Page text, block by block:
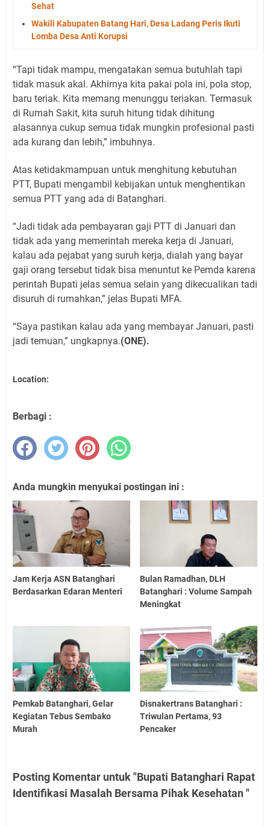
Sehat
Wakili Kabupaten Batang Hari, Desa Ladang Peris Ikuti
Lomba Desa Anti Korupsi
“Tapi tidak mampu, mengatakan semua butuhlah tapi
tidak masuk akal. Akhirnya kita pakai pola ini, pola stop,
baru teriak. Kita memang menunggu teriakan. Termasuk
di Rumah Sakit, kita suruh hitung tidak dihitung
alasannya cukup semua tidak mungkin profesional pasti
ada kurang dan lebih,” imbuhnya.
Atas ketidakmampuan untuk menghitung kebutuhan
PTT, Bupati mengambil kebijakan untuk menghentikan
semua PTT yang ada di Batanghari.
“Jadi tidak ada pembayaran gaji PTT di Januari dan
tidak ada yang memerintah mereka kerja di Januari,
kalau ada pejabat yang suruh kerja, dialah yang bayar
gaji orang tersebut tidak bisa menuntut ke Pemda karena
perintah Bupati jelas semua selain yang dikecualikan tadi
disuruh di rumahkan,” jelas Bupati MFA.
“Saya pastikan kalau ada yang membayar Januari, pasti
jadi temuan,” ungkapnya.(ONE).
Location:
Berbagi :
Anda mungkin menyukai postingan ini :
Jam Kerja ASN Batanghari
Berdasarkan Edaran Menteri
Bulan Ramadhan, DLH
Batanghari : Volume Sampah
Meningkat
Pemkab Batanghari, Gelar
Kegiatan Tebus Sembako
Murah
Disnakertrans Batanghari :
Triwulan Pertama, 93
Pencaker
Posting Komentar untuk "Bupati Batanghari Rapat
Identifikasi Masalah Bersama Pihak Kesehatan "